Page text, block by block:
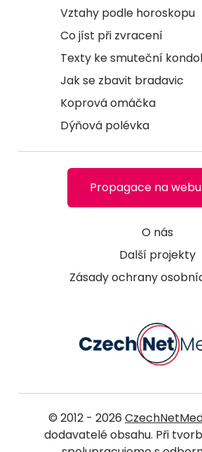
Vztahy podle horoskopu
Co jíst při zvracení
Texty ke smuteční
Jak se zbavit bradavic
Koprová omáčka
Dýňová polévka
O nás
Další projekty
Zásady ochrany
Propagace na webu
© 2012 - 2026
dodavatelé obsahu. Při